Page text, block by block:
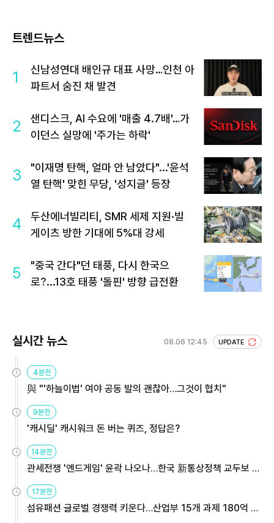
트렌드뉴스
1
신남성연대 배인규 대표 사망…인천 아
파트서 숨진 채 발견
2
샌디스크, AI 수요에 '매출 4.7배'…가
이던스 실망에 '주가는 하락'
3
"이재명 탄핵, 얼마 안 남았다"...'윤석
열 탄핵' 맞힌 무당, '성지글' 등장
4
두산에너빌리티, SMR 세제 지원·빌
게이츠 방한 기대에 5%대 강세
5
"중국 간다"던 태풍, 다시 한국으
로?...13호 태풍 '돌핀' 방향 급전환
실시간 뉴스 08.06 12:45 UPDATE
4분전
與 "'하늘이법' 여야 공동 발의 괜찮아…그것이 협치"
9분전
'캐시딜' 캐시워크 돈 버는 퀴즈, 정답은?
14분전
관세전쟁 '엔드게임' 윤곽 나오나…한국 新통상정책 교두보 활
17분전
섬유패션 글로벌 경쟁력 키운다…산업부 15개 과제 180억 지